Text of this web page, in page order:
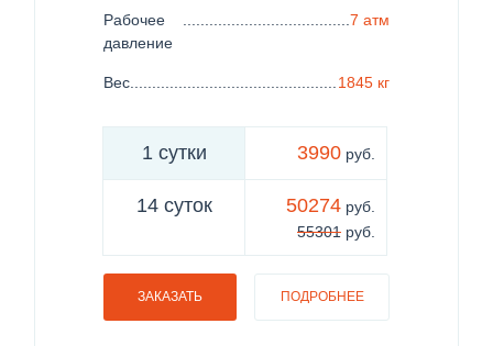
Рабочее
давление
7 атм
Вес 1845 кг
1 сутки 3990 руб.
14 суток 50274 руб.
55301 руб.
ЗАКАЗАТЬ ПОДРОБНЕЕ